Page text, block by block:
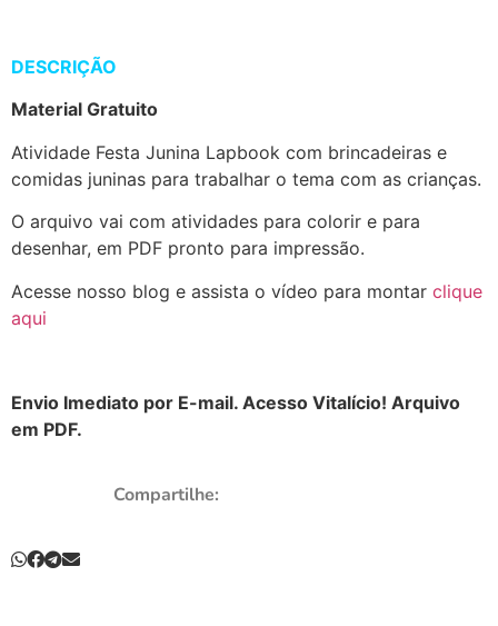
DESCRIÇÃO
Material Gratuito
Atividade Festa Junina Lapbook com brincadeiras e
comidas juninas para trabalhar o tema com as crianças.
O arquivo vai com atividades para colorir e para
desenhar, em PDF pronto para impressão.
Acesse nosso blog e assista o vídeo para montar clique
aqui
Envio Imediato por E-mail. Acesso Vitalício! Arquivo
em PDF.
Compartilhe: